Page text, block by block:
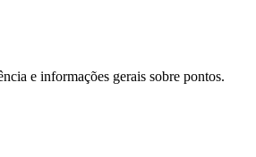
e informações gerais sobre pontos.